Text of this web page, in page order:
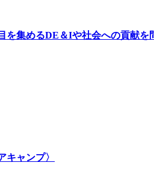
集めるDE＆Iや社会への貢献を
ャンプ〉